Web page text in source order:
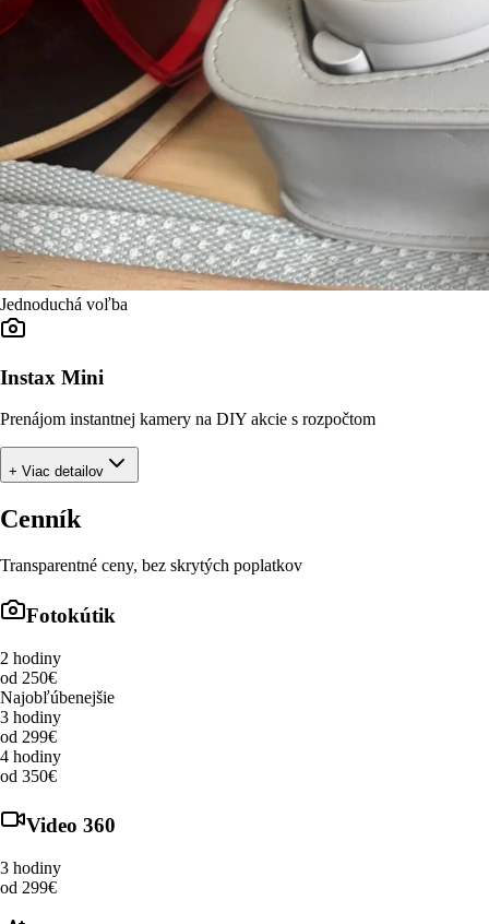
Jednoduchá voľba
Instax Mini
Prenájom instantnej kamery na DIY akcie s rozpočtom
+ Viac detailov
Cenník
Transparentné ceny, bez skrytých poplatkov
Fotokútik
2 hodiny
od 250€
Najobľúbenejšie
3 hodiny
od 299€
4 hodiny
od 350€
Video 360
3 hodiny
od 299€